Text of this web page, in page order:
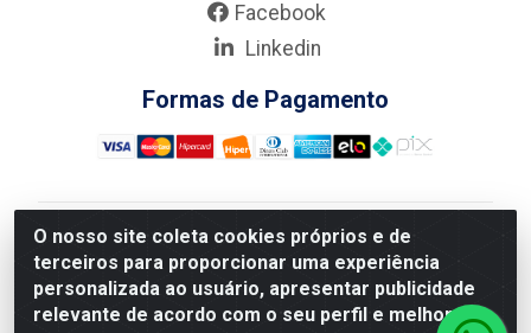
O nosso site coleta cookies próprios e de
terceiros para proporcionar uma experiência
personalizada ao usuário, apresentar publicidade
relevante de acordo com o seu perfil e melhorar a
Facebook
Linkedin
Formas de Pagamento
Nova Boni Distribuidora de Material de Construção LTDA
- Rua Alice Tibiriçá, 330 - Vila Da Penha, Rio de
Janeiro/RJ - CEP: 21.210-110 - CNPJ: 11.003.135/0001-
27